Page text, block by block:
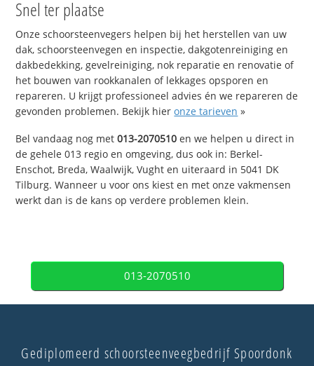
Snel ter plaatse
Onze schoorsteenvegers helpen bij het herstellen van uw
dak, schoorsteenvegen en inspectie, dakgotenreiniging en
dakbedekking, gevelreiniging, nok reparatie en renovatie of
het bouwen van rookkanalen of lekkages opsporen en
repareren. U krijgt professioneel advies én we repareren de
gevonden problemen. Bekijk hieronze tarieven »
Bel vandaag nog met013-2070510 en we helpen u direct in
de gehele 013 regio en omgeving, dus ook in: Berkel-
Enschot, Breda, Waalwijk, Vught en uiteraard in 5041 DK
Tilburg. Wanneer u voor ons kiest en met onze vakmensen
werkt dan is de kans op verdere problemen klein.
013-2070510
Gediplomeerd schoorsteenveegbedrijf Spoordonk